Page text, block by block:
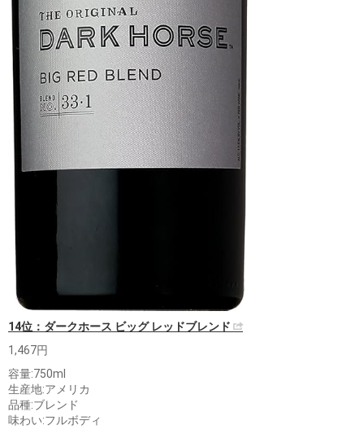
14位：ダークホース ビッグ レッドブレンド
1,467円
容量:750ml
生産地:アメリカ
品種:ブレンド
味わい:フルボディ